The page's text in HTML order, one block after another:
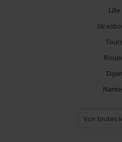
Lille
Dijon
Voir toutes